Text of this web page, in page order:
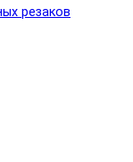
резаков